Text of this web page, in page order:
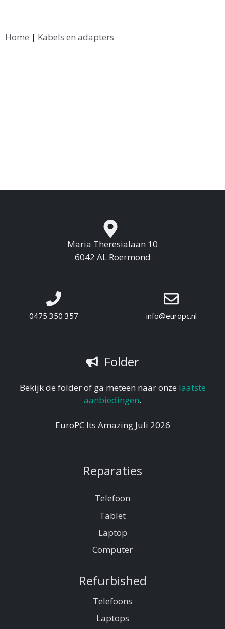
Home | Kabels en adapters
Maria Theresialaan 10
6042 AL Roermond
0475 350 357 info@europc.nl
Folder
Bekijk de folder of ga meteen naar onze laatste
aanbiedingen.
EuroPC Its Amazing Juli 2026
Reparaties
Telefoon
Tablet
Laptop
Computer
Refurbished
Telefoons
Laptops